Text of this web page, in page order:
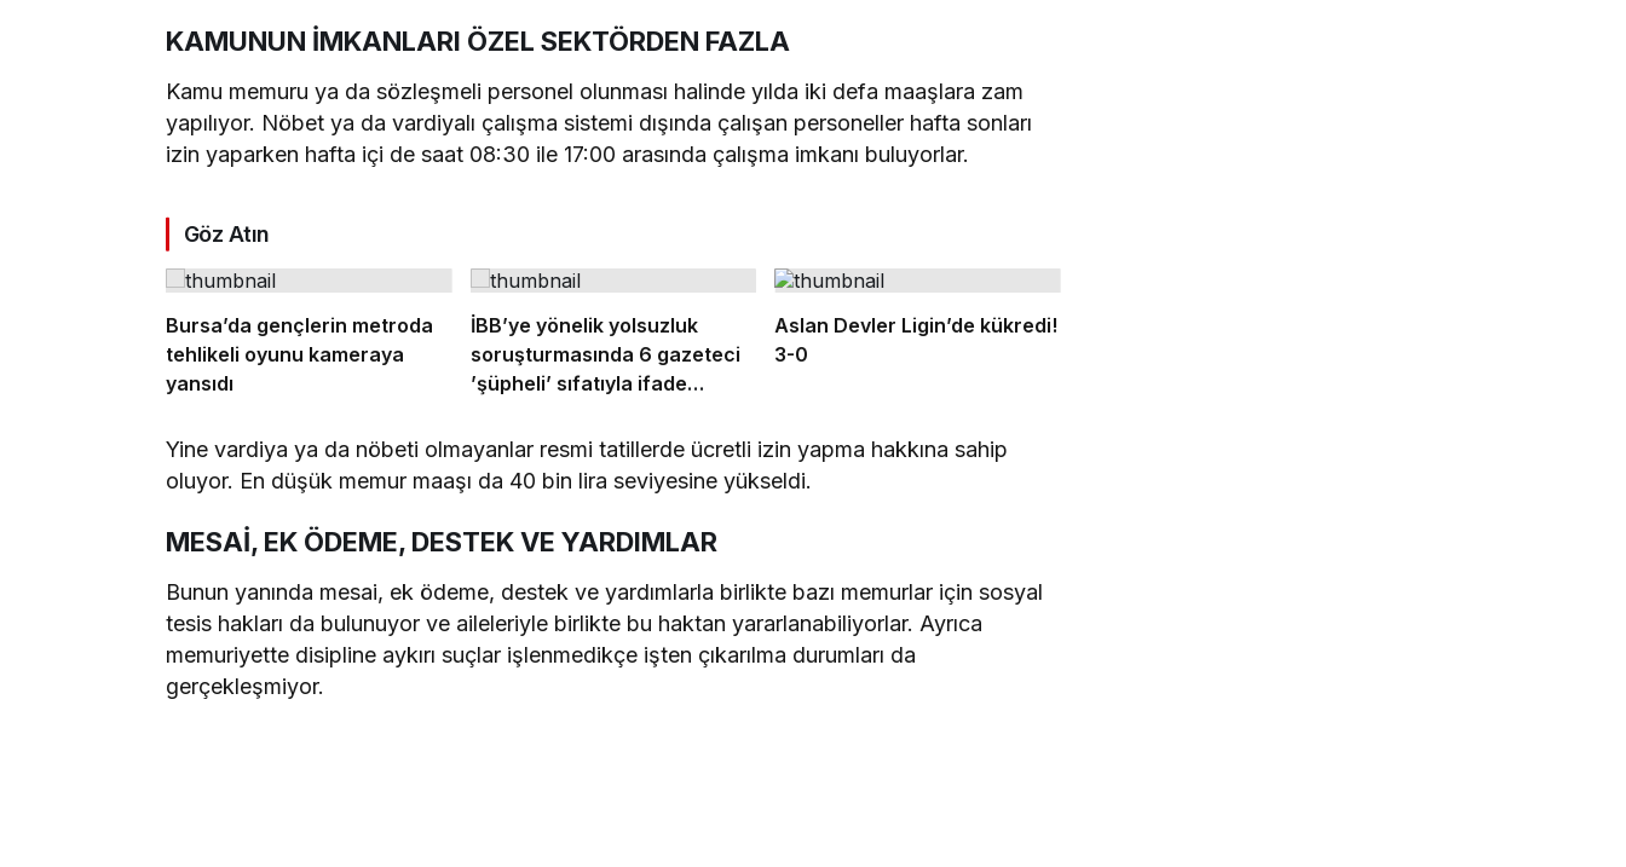
KAMUNUN İMKANLARI ÖZEL SEKTÖRDEN FAZLA
Kamu memuru ya da sözleşmeli personel olunması halinde yılda iki defa maaşlara zam
yapılıyor. Nöbet ya da vardiyalı çalışma sistemi dışında çalışan personeller hafta sonları
izin yaparken hafta içi de saat 08:30 ile 17:00 arasında çalışma imkanı buluyorlar.
Göz Atın
Bursa’da gençlerin metroda
tehlikeli oyunu kameraya
yansıdı
İBB’ye yönelik yolsuzluk
soruşturmasında 6 gazeteci
’şüpheli’ sıfatıyla ifade
Aslan Devler Ligin’de kükredi!
3-0
Yine vardiya ya da nöbeti olmayanlar resmi tatillerde ücretli izin yapma hakkına sahip
oluyor. En düşük memur maaşı da 40 bin lira seviyesine yükseldi.
MESAİ, EK ÖDEME, DESTEK VE YARDIMLAR
Bunun yanında mesai, ek ödeme, destek ve yardımlarla birlikte bazı memurlar için sosyal
tesis hakları da bulunuyor ve aileleriyle birlikte bu haktan yararlanabiliyorlar. Ayrıca
memuriyette disipline aykırı suçlar işlenmedikçe işten çıkarılma durumları da
gerçekleşmiyor.